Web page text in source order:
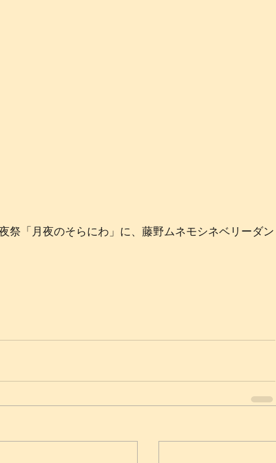
祭「月夜のそらにわ」に、藤野ムネモシネベリーダン